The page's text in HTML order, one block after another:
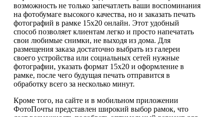
возможность не только запечатлеть ваши воспоминания
на фотобумаге высокого качества, но и заказать печать
фотографий в рамке 15х20 онлайн. Этот удобный
способ позволяет клиентам легко и просто напечатать
свои любимые снимки, не выходя из дома. Для
размещения заказа достаточно выбрать из галереи
своего устройства или социальных сетей нужные
фотографии, указать формат 15х20 и оформление в
рамке, после чего будущая печать отправится в
обработку всего за несколько минут.
Кроме того, на сайте и в мобильном приложении
ФотоПочты представлен широкий выбор рамок, что